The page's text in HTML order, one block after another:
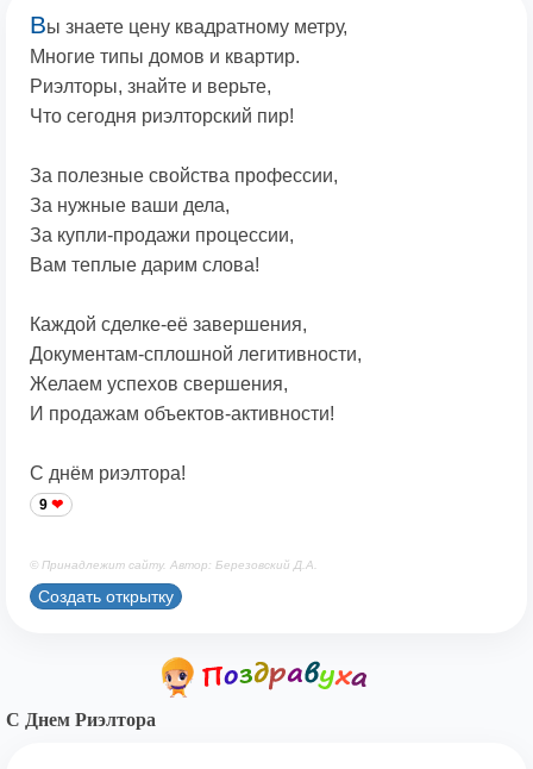
Вы знаете цену квадратному метру,
Многие типы домов и квартир.
Риэлторы, знайте и верьте,
Что сегодня риэлторский пир!
За полезные свойства профессии,
За нужные ваши дела,
За купли-продажи процессии,
Вам теплые дарим слова!
Каждой сделке-её завершения,
Документам-сплошной легитивности,
Желаем успехов свершения,
И продажам объектов-активности!
С днём риэлтора!
9
© Принадлежит сайту. Автор: Березовский Д.А.
Создать открытку
С Днем Риэлтора